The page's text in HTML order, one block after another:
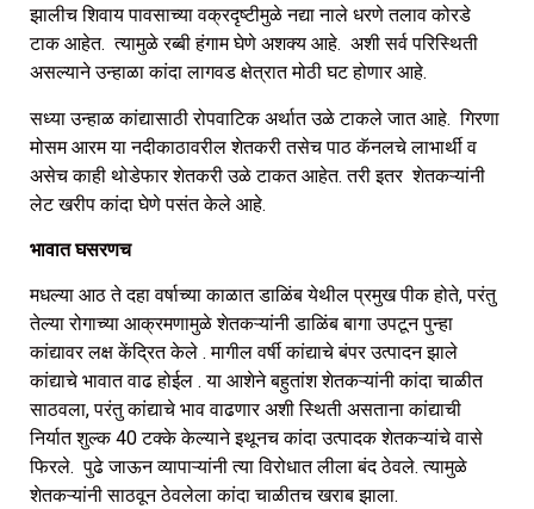
झालीच शिवाय पावसाच्या वक्रदृष्टीमुळे नद्या नाले धरणे तलाव कोरडे
टाक आहेत. त्यामुळे रब्बी हंगाम घेणे अशक्य आहे. अशी सर्व परिस्थिती
असल्याने उन्हाळा कांदा लागवड क्षेत्रात मोठी घट होणार आहे.
सध्या उन्हाळ कांद्यासाठी रोपवाटिक अर्थात उळे टाकले जात आहे. गिरणा
मोसम आरम या नदीकाठावरील शेतकरी तसेच पाठ कॅनलचे लाभार्थी व
असेच काही थोडेफार शेतकरी उळे टाकत आहेत. तरी इतर शेतकऱ्यांनी
लेट खरीप कांदा घेणे पसंत केले आहे.
भावात घसरणच
मधल्या आठ ते दहा वर्षाच्या काळात डाळिंब येथील प्रमुख पीक होते, परंतु
तेल्या रोगाच्या आक्रमणामुळे शेतकऱ्यांनी डाळिंब बागा उपटून पुन्हा
कांद्यावर लक्ष केंद्रित केले . मागील वर्षी कांद्याचे बंपर उत्पादन झाले
कांद्याचे भावात वाढ होईल . या आशेने बहुतांश शेतकऱ्यांनी कांदा चाळीत
साठवला, परंतु कांद्याचे भाव वाढणार अशी स्थिती असताना कांद्याची
निर्यात शुल्क 40 टक्के केल्याने इथूनच कांदा उत्पादक शेतकऱ्यांचे वासे
फिरले. पुढे जाऊन व्यापाऱ्यांनी त्या विरोधात लीला बंद ठेवले. त्यामुळे
शेतकऱ्यांनी साठवून ठेवलेला कांदा चाळीतच खराब झाला.